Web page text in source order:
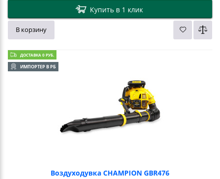
Купить в 1 клик
В корзину
ДОСТАВКА 0 РУБ.
ИМПОРТЕР В РБ
Воздуходувка CHAMPION GBR476